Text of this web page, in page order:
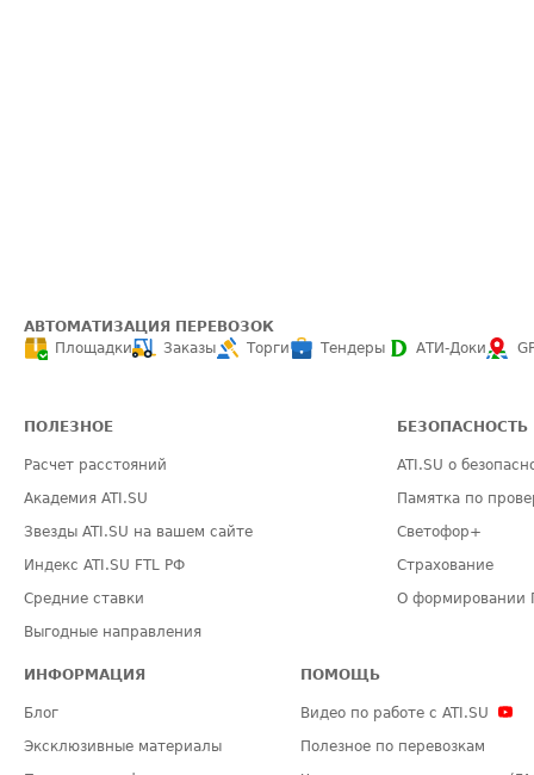
АВТОМАТИЗАЦИЯ ПЕРЕВОЗОК
Площадки
Заказы Торги Тендеры АТИ-Доки
ПОЛЕЗНОЕ
Расчет расстояний
Академия ATI.SU
Звезды ATI.SU на вашем сайте
Индекс ATI.SU FTL РФ
Средние ставки
Выгодные направления
БЕЗОПАСНОСТЬ
ATI.SU о
Памятка по
Светофор+
Страхование
О формировании
ИНФОРМАЦИЯ
Блог
Эксклюзивные материалы
ПОМОЩЬ
Видео по работе с ATI.SU
Полезное по перевозкам